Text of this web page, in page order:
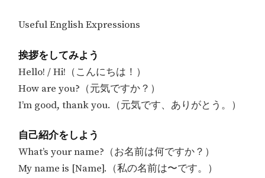
Useful English Expressions
挨拶をしてみよう
Hello! / Hi!（こんにちは！）
How are you?（元気ですか？）
I’m good, thank you.（元気です、ありがとう。）
自己紹介をしよう
What’s your name?（お名前は何ですか？）
My name is [Name].（私の名前は〜です。）